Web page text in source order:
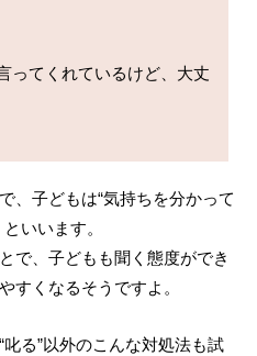
ってくれているけど、大丈
、子どもは“気持ちを分かって
いいます。
で、子どもも聞く態度ができ
すくなるそうですよ。
る”以外のこんな対処法も試